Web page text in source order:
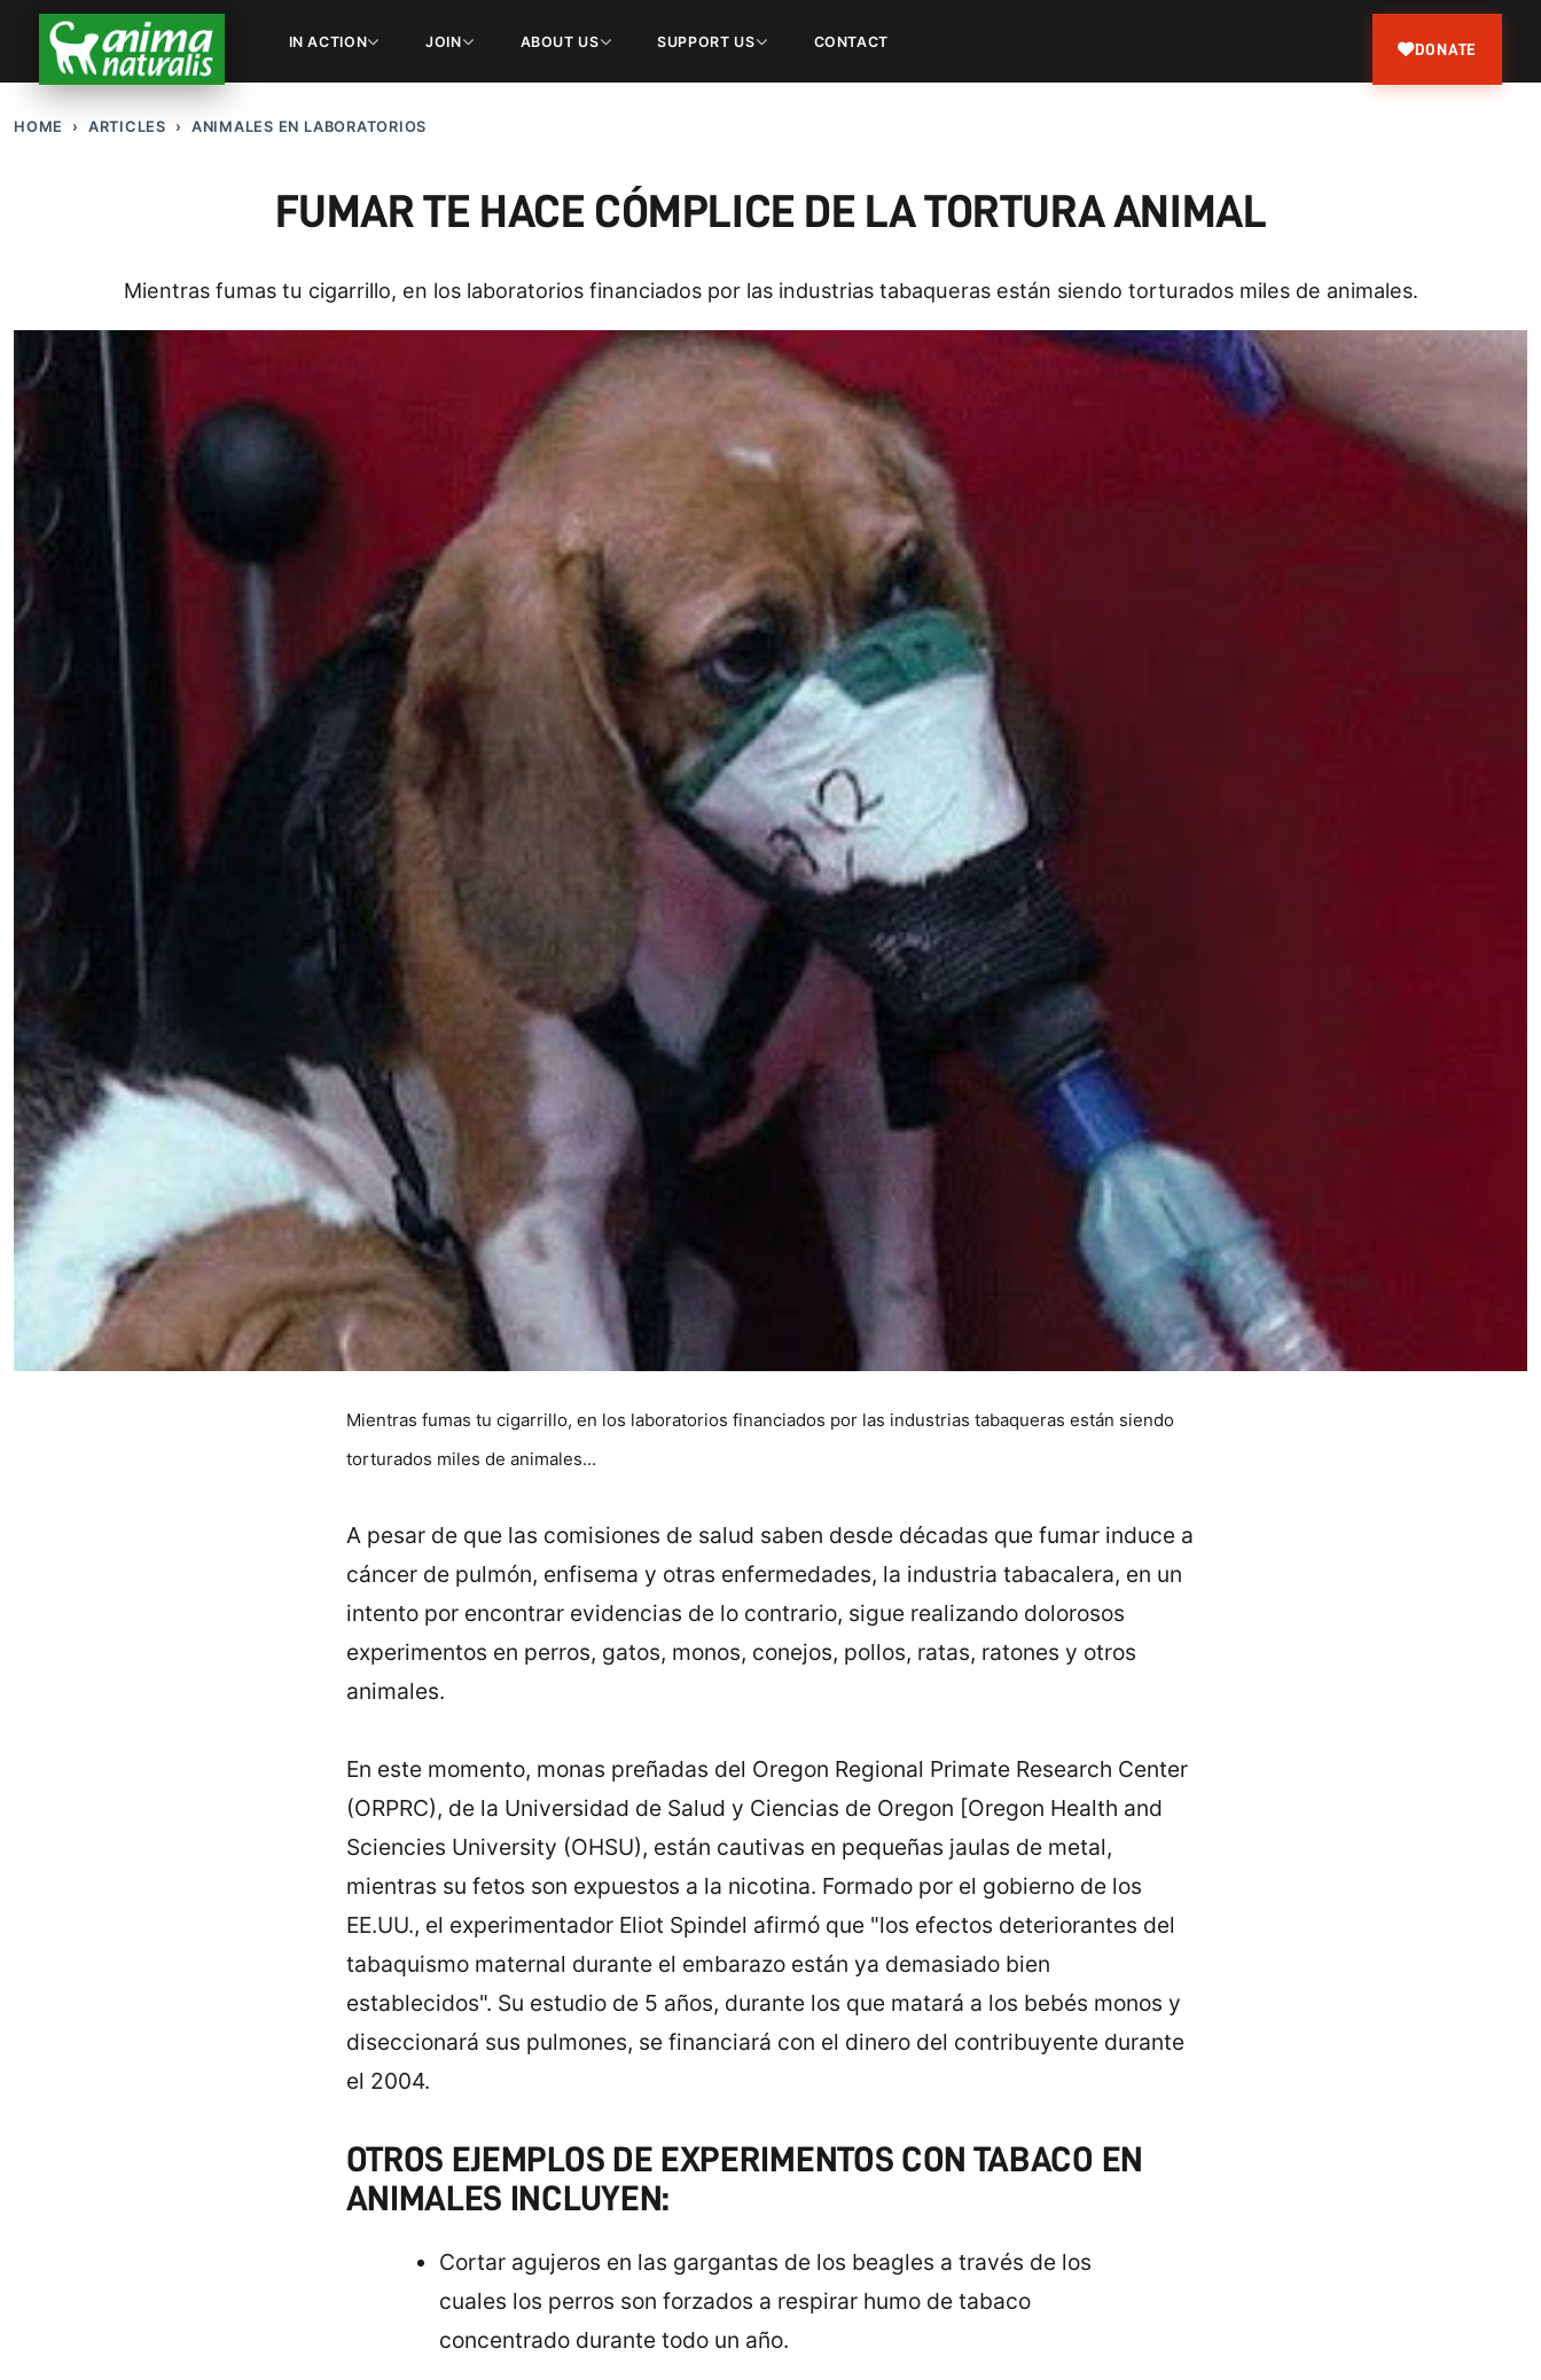
IN ACTION JOIN ABOUT US SUPPORT US CONTACT DONATE
HOME ARTICLES ANIMALES EN LABORATORIOS
FUMAR TE HACE CÓMPLICE DE LA TORTURA ANIMAL
Mientras fumas tu cigarrillo, en los laboratorios financiados por las industrias tabaqueras están siendo torturados miles de animales.
Mientras fumas tu cigarrillo, en los laboratorios financiados por las industrias tabaqueras están siendo
torturados miles de animales...
A pesar de que las comisiones de salud saben desde décadas que fumar induce a
cáncer de pulmón, enfisema y otras enfermedades, la industria tabacalera, en un
intento por encontrar evidencias de lo contrario, sigue realizando dolorosos
experimentos en perros, gatos, monos, conejos, pollos, ratas, ratones y otros
animales.
En este momento, monas preñadas del Oregon Regional Primate Research Center
(ORPRC), de la Universidad de Salud y Ciencias de Oregon [Oregon Health and
Sciencies University (OHSU), están cautivas en pequeñas jaulas de metal,
mientras su fetos son expuestos a la nicotina. Formado por el gobierno de los
EE.UU., el experimentador Eliot Spindel afirmó que "los efectos deteriorantes del
tabaquismo maternal durante el embarazo están ya demasiado bien
establecidos". Su estudio de 5 años, durante los que matará a los bebés monos y
diseccionará sus pulmones, se financiará con el dinero del contribuyente durante
el 2004.
OTROS EJEMPLOS DE EXPERIMENTOS CON TABACO EN
ANIMALES INCLUYEN:
Cortar agujeros en las gargantas de los beagles a través de los
cuales los perros son forzados a respirar humo de tabaco
concentrado durante todo un año.